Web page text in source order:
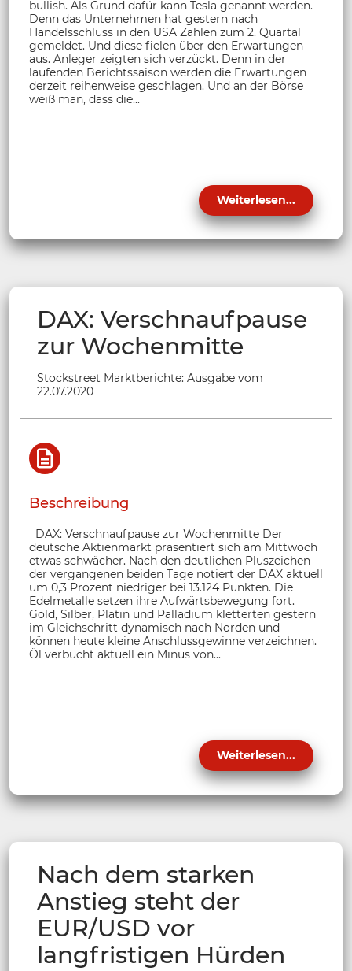
bullish. Als Grund dafür kann Tesla genannt werden.
Denn das Unternehmen hat gestern nach
Handelsschluss in den USA Zahlen zum 2. Quartal
gemeldet. Und diese fielen über den Erwartungen
aus. Anleger zeigten sich verzückt. Denn in der
laufenden Berichtssaison werden die Erwartungen
derzeit reihenweise geschlagen. Und an der Börse
weiß man, dass die...
Weiterlesen...
DAX: Verschnaufpause
zur Wochenmitte
Stockstreet Marktberichte: Ausgabe vom
22.07.2020
Beschreibung
DAX: Verschnaufpause zur Wochenmitte Der
deutsche Aktienmarkt präsentiert sich am Mittwoch
etwas schwächer. Nach den deutlichen Pluszeichen
der vergangenen beiden Tage notiert der DAX aktuell
um 0,3 Prozent niedriger bei 13.124 Punkten. Die
Edelmetalle setzen ihre Aufwärtsbewegung fort.
Gold, Silber, Platin und Palladium kletterten gestern
im Gleichschritt dynamisch nach Norden und
können heute kleine Anschlussgewinne verzeichnen.
Öl verbucht aktuell ein Minus von...
Weiterlesen...
Nach dem starken
Anstieg steht der
EUR/USD vor
langfristigen Hürden